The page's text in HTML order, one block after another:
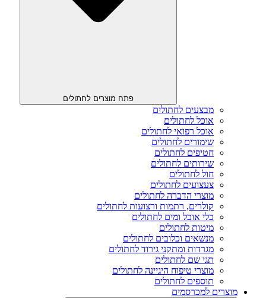
פתח מוצרים לחתולים
מבצעים לחתולים
אוכל לחתולים
אוכל רפואי לחתולים
שימורים לחתולים
חטיפים לחתולים
שירותים לחתולים
חול לחתולים
צעצועים לחתולים
מוצרי הדברה לחתולים
קולרים, רתמות ורצועות לחתולים
כלי אוכל ומים לחתולים
מיטות לחתולים
מנשאים וכלובים לחתולים
מגרדות ומתקני גירוד לחתולים
תגי שם לחתולים
מוצרי טיפוח היגיינה לחתולים
תוספים לחתולים
מוצרים למכרסמים